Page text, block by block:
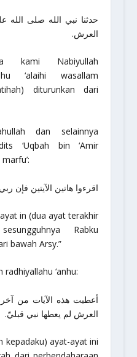
حدثنا نبي الله صلى الله
العرش.
kami Nabiyullah
‘alaihi wasallam
diturunkan dari
dan selainnya
‘Uqbah bin ‘Amir
اقرءوا هاتين الآيتين فإن
in (dua ayat terakhir
Rabku
bawah Arsy.”
radhiyallahu ‘anhu:
أعطيت هذه الآيات من
العرش لم يعطها نبي قبليّ.
kepadaku) ayat-ayat ini